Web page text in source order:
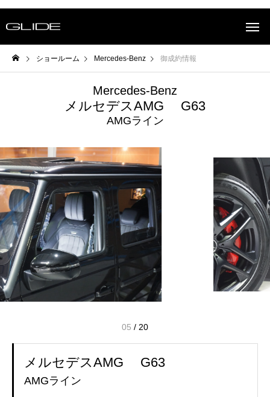
ショールーム Mercedes-Benz 御成約情報
Mercedes-Benz
メルセデスAMG G63
AMGライン
05 / 20
メルセデスAMG G63
AMGライン